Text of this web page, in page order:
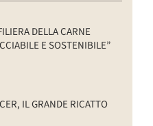
DELLA CARNE
E SOSTENIBILE”
IL GRANDE RICATTO